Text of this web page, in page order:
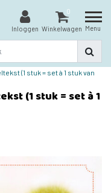
Inloggen
0
Winkelwagen Menu
(1 stuk = set à 1 stuk van
(1 stuk = set à 1